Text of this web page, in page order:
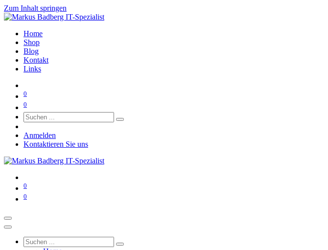
Zum Inhalt springen
Home
Shop
Blog
Kontakt
Links
0
0
Anmelden
Kontaktieren Sie uns
0
0